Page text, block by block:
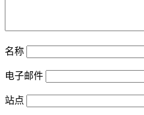
名称
电子邮件
站点